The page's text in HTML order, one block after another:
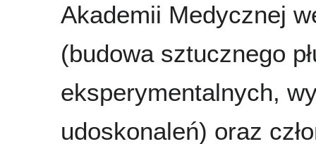
Akademii Medycznej
(budowa sztucznego
eksperymentalnych,
udoskonaleń) oraz